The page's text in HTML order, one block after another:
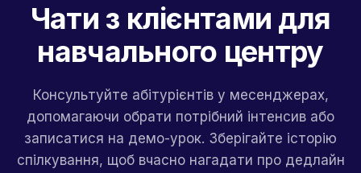
Чати з клієнтами для
навчального центру
Консультуйте абітурієнтів у месенджерах,
допомагаючи обрати потрібний інтенсив або
записатися на демо-урок. Зберігайте історію
спілкування, щоб вчасно нагадати про дедлайн